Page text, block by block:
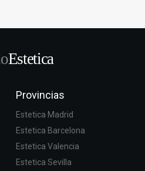
Estetica
Provincias
Estetica Madrid
Estetica Barcelona
Estetica Valencia
Estetica Sevilla